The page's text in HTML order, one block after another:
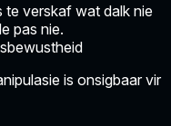
te verskaf wat dalk nie
pas nie.
is onsigbaar vir